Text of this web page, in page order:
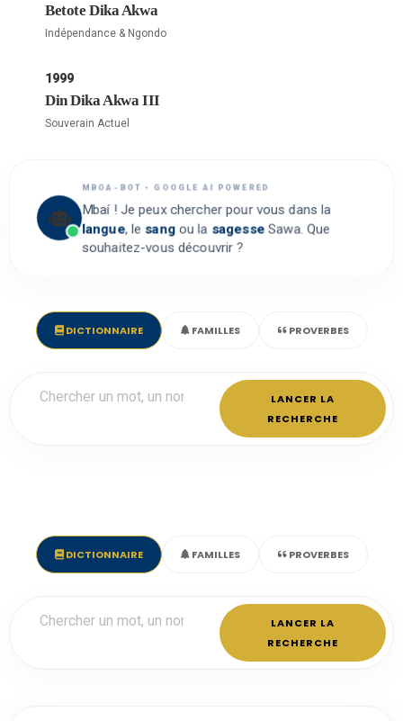
Betote Dika Akwa
Indépendance & Ngondo
1999
Din Dika Akwa III
Souverain Actuel
MBOA-BOT • GOOGLE AI POWERED
Mbaí ! Je peux chercher pour vous dans la
langue, le sangou la sagesse Sawa. Que
souhaitez-vous découvrir ?
DICTIONNAIRE FAMILLES PROVERBES
LANCER LA
RECHERCHE
DICTIONNAIRE FAMILLES PROVERBES
LANCER LA
RECHERCHE